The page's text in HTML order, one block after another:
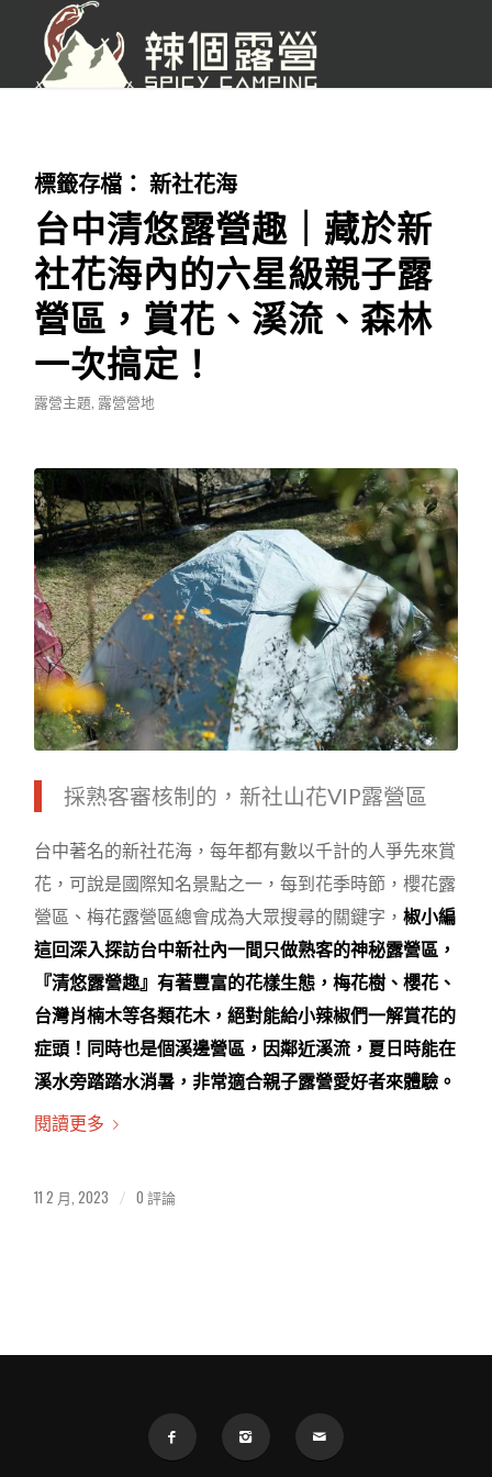
標籤存檔：新社花海
台中清悠露營趣｜藏於新
社花海內的六星級親子露
營區，賞花、溪流、森林
一次搞定！
露營主題, 露營營地
採熟客審核制的，新社山花VIP露營區
台中著名的新社花海，每年都有數以千計的人爭先來賞
花，可說是國際知名景點之一，每到花季時節，櫻花露
營區、梅花露營區總會成為大眾搜尋的關鍵字，椒小編
這回深入探訪台中新社內一間只做熟客的神秘露營區，
『清悠露營趣』有著豐富的花樣生態，梅花樹、櫻花、
台灣肖楠木等各類花木，絕對能給小辣椒們一解賞花的
症頭！同時也是個溪邊營區，因鄰近溪流，夏日時能在
溪水旁踏踏水消暑，非常適合親子露營愛好者來體驗。
閱讀更多
11 2 月, 2023 / 0 評論